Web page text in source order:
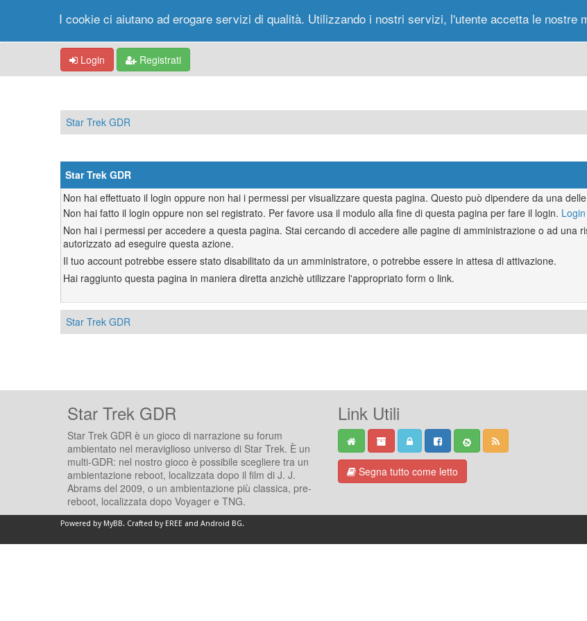
Portale Forum Nuovi Messaggi
Login Registrati
Star Trek GDR
Star Trek GDR
Non hai effettuato il login oppure non hai i permessi per visualizzare questa pagina. Questo può dipendere da una
Non hai fatto il login oppure non sei registrato. Per favore usa il modulo alla fine di questa pagina per fare il login. Login
Non hai i permessi per accedere a questa pagina. Stai cercando di accedere alle pagine di amministrazione o ad una
autorizzato ad eseguire questa azione.
Il tuo account potrebbe essere stato disabilitato da un amministratore, o potrebbe essere in attesa di attivazione.
Hai raggiunto questa pagina in maniera diretta anzichè utilizzare l'appropriato form o link.
Star Trek GDR
Star Trek GDR
Star Trek GDR è un gioco di narrazione su forum
ambientato nel meraviglioso universo di Star Trek. È un
multi-GDR: nel nostro gioco è possibile scegliere tra un
ambientazione reboot, localizzata dopo il film di J. J.
Abrams del 2009, o un ambientazione più classica, pre-
reboot, localizzata dopo Voyager e TNG.
Link Utili
Segna tutto come letto
Powered by MyBB. Crafted by EREE and Android BG.
I cookie ci aiutano ad erogare servizi di qualità. Utilizzando i nostri servizi, l'utente accetta le nostre